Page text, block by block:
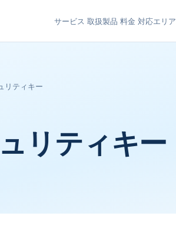
サービス 取扱製品 料金 対応エリア
リティキー
リティキー